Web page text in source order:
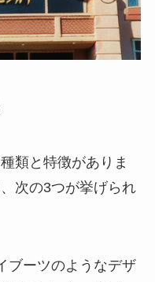
類と特徴がありま
次の3つが挙げられ
ブーツのようなデザ